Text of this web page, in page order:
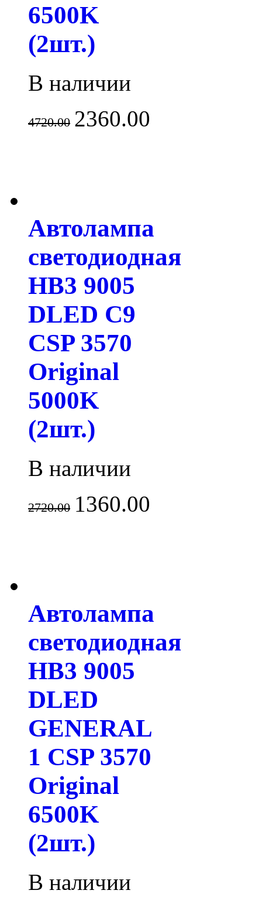
6500K
(2шт.)
В наличии
4720.00 2360.00
Автолампа
светодиодная
HB3 9005
DLED C9
CSP 3570
Original
5000K
(2шт.)
В наличии
2720.00 1360.00
Автолампа
светодиодная
HB3 9005
DLED
GENERAL
1 CSP 3570
Original
6500K
(2шт.)
В наличии